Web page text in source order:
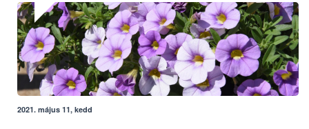
2021. május 11, kedd